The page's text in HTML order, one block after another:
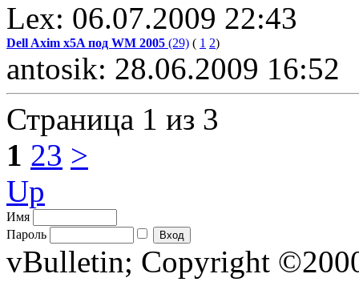
Lex: 06.07.2009 22:43
Dell Axim x5A под WM 2005 (29) ( 1 2)
antosik: 28.06.2009 16:52
Страница 1 из 3
1 23 >
Up
Имя
Пароль
vBulletin; Copyright